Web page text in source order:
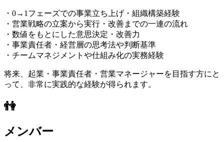
・0→1フェーズでの事業立ち上げ・組織構築経験
・営業戦略の立案から実行・改善までの一連の流れ
・数値をもとにした意思決定・改善力
・事業責任者・経営層の思考法や判断基準
・チームマネジメントや仕組み化の実務経験
将来、起業・事業責任者・営業マネージャーを目指す方にと
って、非常に実践的な経験が得られます。
👫
メンバー